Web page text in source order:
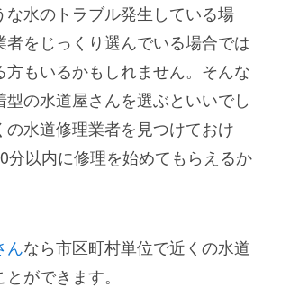
な水のトラブル発生している場
者をじっくり選んでいる場合では
方もいるかもしれません。そんな
型の水道屋さんを選ぶといいでし
の水道修理業者を見つけておけ
分以内に修理を始めてもらえるか
んなら市区町村単位で近くの水道
ができます。